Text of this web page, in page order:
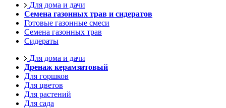
Для дома и дачи
Семена газонных трав и сидератов
Готовые газонные смеси
Семена газонных трав
Сидераты
Для дома и дачи
Дренаж керамзитовый
Для горшков
Для цветов
Для растений
Для сада